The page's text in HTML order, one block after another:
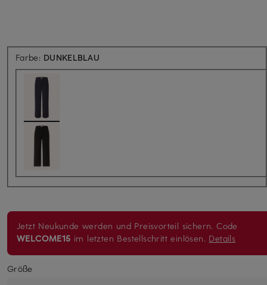
Farbe: DUNKELBLAU
Jetzt Neukunde werden und Preisvorteil sichern. Code
WELCOME15 im letzten Bestellschritt einlösen. Details
Größe